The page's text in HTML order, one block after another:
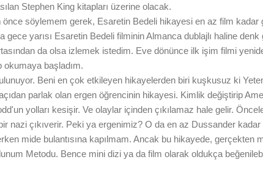
Stephen King kitapları üzerine olacak.
önce söylemem gerek, Esaretin Bedeli hikayesi en az film kadar
gece yarısı Esaretin Bedeli filminin Almanca dublajlı haline
da olsa izlemek istedim. Eve dönünce ilk işim filmi
okumaya başladım.
Beni en çok etkileyen hikayelerden biri kuşkusuz ki
parlak olan ergen öğrencinin hikayesi. Kimlik değiştirip
yolları kesişir. Ve olaylar içinden çıkılamaz hale gelir.
nazi çıkıverir. Peki ya ergenimiz? O da en az Dussander
mide bulantısına kapılmam. Ancak bu hikayede, gerçekten
Metodu. Bence mini dizi ya da film olarak oldukça